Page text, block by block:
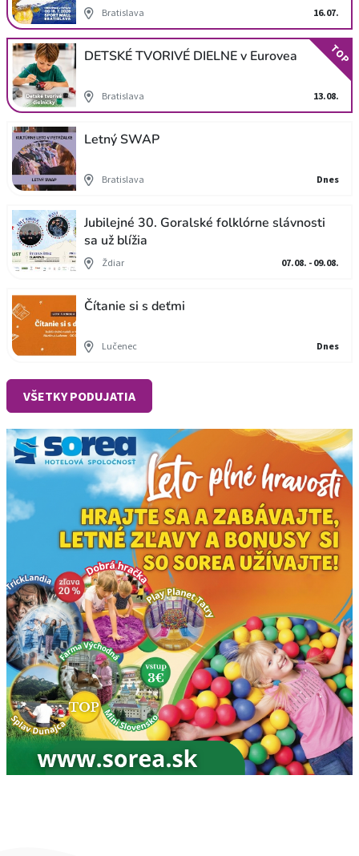
Bratislava 16.07.
DETSKÉ TVORIVÉ DIELNE v Eurovea
Bratislava 13.08.
TOP
Letný SWAP
Bratislava Dnes
Jubilejné 30. Goralské folklórne slávnosti
sa už blížia
Ždiar 07.08. - 09.08.
Čítanie si s deťmi
Lučenec Dnes
VŠETKY PODUJATIA